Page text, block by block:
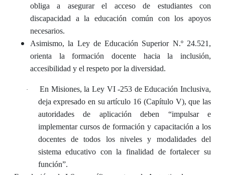
obliga a asegurar el acceso de estudiantes con
discapacidad a la educación común con los apoyos
necesarios.
Asimismo, la Ley de Educación Superior N.º 24.521,
orienta la formación docente hacia la inclusión,
accesibilidad y el respeto por la diversidad.
· En Misiones,la Ley VI -253 de Educación Inclusiva,
deja expresado en su artículo 16 (Capítulo V), que las
autoridades de aplicación deben “impulsar e
implementar cursos de formación y capacitación a los
docentes de todos los niveles y modalidades del
sistema educativo con la finalidad de fortalecer su
función”.